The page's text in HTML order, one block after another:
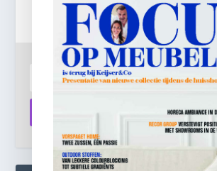
ontbijtnieuws in je mailbox.
Aanmelden